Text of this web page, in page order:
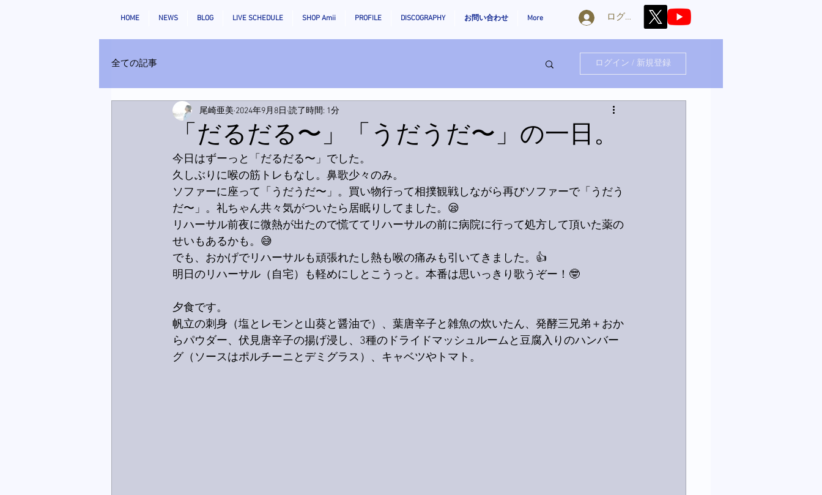
HOME NEWS BLOG LIVE SCHEDULE SHOP Amii PROFILE DISCOGRAPHY お問い合わせ More ログイン
全ての記事 ログイン / 新規登録
「だるだる〜」「うだうだ〜」の一日。
尾崎亜美 2024年9月8日 読了時間: 1分
今日はずーっと「だるだる〜」でした。
久しぶりに喉の筋トレもなし。鼻歌少々のみ。
ソファーに座って「うだうだ〜」。買い物行って相撲観戦しながら再びソファーで「うだう
だ〜」。礼ちゃん共々気がついたら居眠りしてました。😪
リハーサル前夜に微熱が出たので慌ててリハーサルの前に病院に行って処方して頂いた薬の
せいもあるかも。😅
でも、おかげでリハーサルも頑張れたし熱も喉の痛みも引いてきました。👍
明日のリハーサル（自宅）も軽めにしとこうっと。本番は思いっきり歌うぞー！🤓
夕食です。
帆立の刺身（塩とレモンと山葵と醤油で）、葉唐辛子と雑魚の炊いたん、発酵三兄弟＋おか
らパウダー、伏見唐辛子の揚げ浸し、3種のドライドマッシュルームと豆腐入りのハンバー
グ（ソースはポルチーニとデミグラス）、キャベツやトマト。